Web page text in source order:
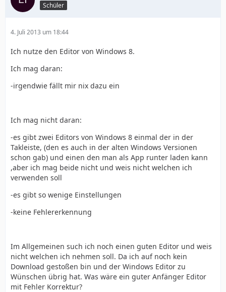
Schüler
4. Juli 2013 um 18:44
Ich nutze den Editor von Windows 8.
Ich mag daran:
-irgendwie fällt mir nix dazu ein
Ich mag nicht daran:
-es gibt zwei Editors von Windows 8 einmal der in der
Takleiste, (den es auch in der alten Windows Versionen
schon gab) und einen den man als App runter laden kann
,aber ich mag beide nicht und weis nicht welchen ich
verwenden soll
-es gibt so wenige Einstellungen
-keine Fehlererkennung
Im Allgemeinen such ich noch einen guten Editor und weis
nicht welchen ich nehmen soll. Da ich auf noch kein
Download gestoßen bin und der Windows Editor zu
Wünschen übrig hat. Was wäre ein guter Anfänger Editor
mit Fehler Korrektur?